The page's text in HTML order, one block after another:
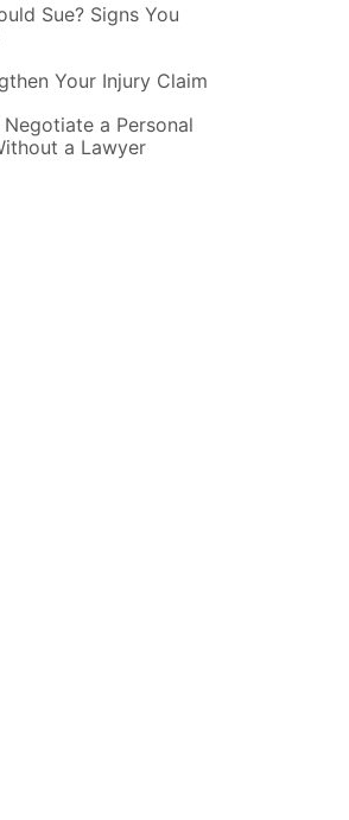
Sue? Signs You
Your Injury Claim
Negotiate a Personal
a Lawyer